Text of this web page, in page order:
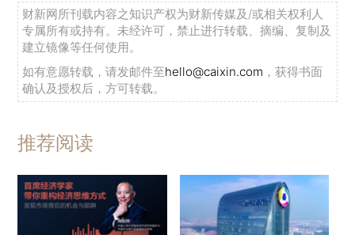
财新网所刊载内容之知识产权为财新传媒及/或相关权利人
专属所有或持有。未经许可，禁止进行转载、摘编、复制及
建立镜像等任何使用。
如有意愿转载，请发邮件至hello@caixin.com ，获得书面
确认及授权后，方可转载。
推荐阅读